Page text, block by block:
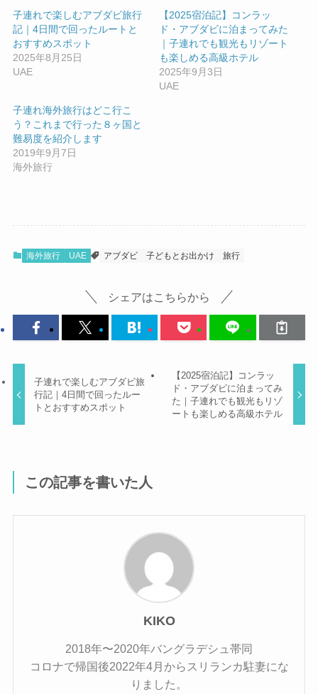
子連れで楽しむアブダビ旅行
記｜4日間で回ったルートと
おすすめスポット
2025年8月25日
UAE
【2025宿泊記】コンラッ
ド・アブダビに泊まってみた
｜子連れでも観光もリゾート
も楽しめる高級ホテル
2025年9月3日
UAE
子連れ海外旅行はどこ行こ
う？これまで行った８ヶ国と
難易度を紹介します
2019年9月7日
海外旅行
海外旅行 UAE アブダビ 子どもとお出かけ 旅行
シェアはこちらから
子連れで楽しむアブダビ旅
行記｜4日間で回ったルー
トとおすすめスポット
【2025宿泊記】コンラッ
ド・アブダビに泊まってみ
た｜子連れでも観光もリゾ
ートも楽しめる高級ホテル
この記事を書いた人
KIKO
2018年〜2020年バングラデシュ帯同
コロナで帰国後2022年4月からスリランカ駐妻にな
りました。